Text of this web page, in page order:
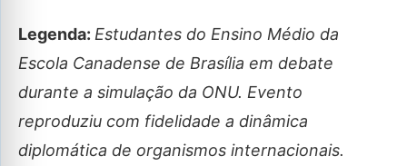
Legenda: Estudantes do Ensino Médio da
Escola Canadense de Brasília em debate
durante a simulação da ONU. Evento
reproduziu com fidelidade a dinâmica
diplomática de organismos internacionais.